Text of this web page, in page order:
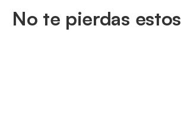
No te pierdas estos